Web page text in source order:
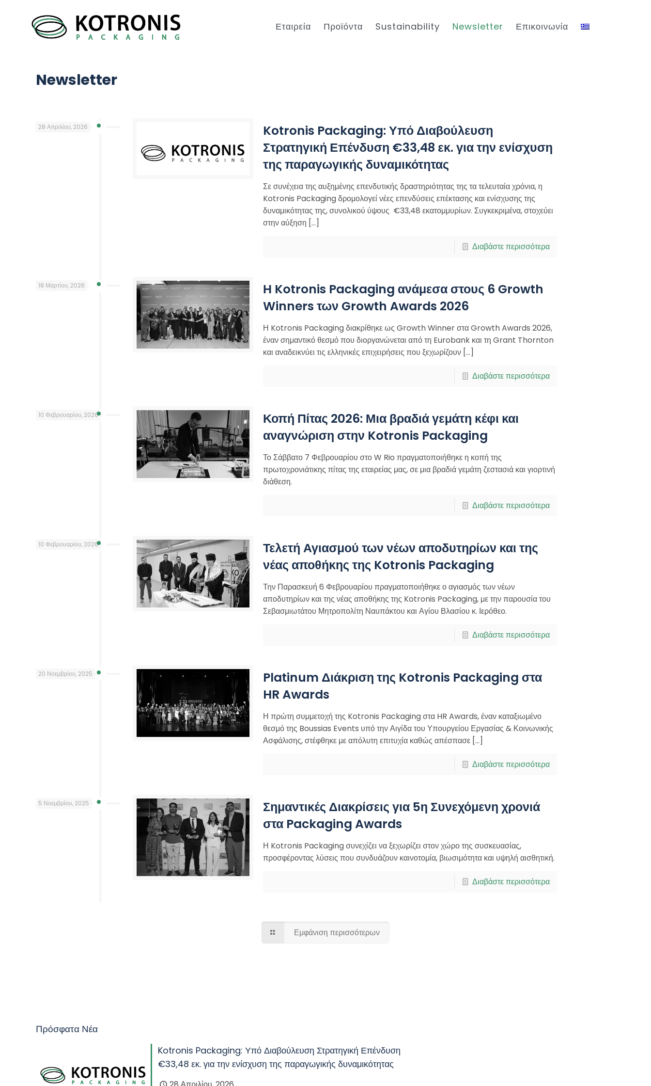
Εταιρεία Προϊόντα Sustainability Newsletter Επικοινωνία
Newsletter
28 Απριλίου, 2026
Kotronis Packaging: Υπό Διαβούλευση
Στρατηγική Επένδυση €33,48 εκ. για την ενίσχυση
της παραγωγικής δυναμικότητας
Σε συνέχεια της αυξημένης επενδυτικής δραστηριότητας της τα τελευταία χρόνια, η
Kotronis Packaging δρομολογεί νέες επενδύσεις επέκτασης και ενίσχυσης της
δυναμικότητας της, συνολικού ύψους €33,48 εκατομμυρίων. Συγκεκριμένα, στοχεύει
στην αύξηση […]
Διαβάστε περισσότερα
18 Μαρτίου, 2026
Η Kotronis Packaging ανάμεσα στους 6 Growth
Winners των Growth Awards 2026
Η Kotronis Packaging διακρίθηκε ως Growth Winner στα Growth Awards 2026,
έναν σημαντικό θεσμό που διοργανώνεται από τη Eurobank και τη Grant Thornton
και αναδεικνύει τις ελληνικές επιχειρήσεις που ξεχωρίζουν […]
Διαβάστε περισσότερα
10 Φεβρουαρίου, 2026
Κοπή Πίτας 2026: Μια βραδιά γεμάτη κέφι και
αναγνώριση στην Kotronis Packaging
Το Σάββατο 7 Φεβρουαρίου στο W Rio πραγματοποιήθηκε η κοπή της
πρωτοχρονιάτικης πίτας της εταιρείας μας, σε μια βραδιά γεμάτη ζεστασιά και γιορτινή
διάθεση.
Διαβάστε περισσότερα
10 Φεβρουαρίου, 2026
Τελετή Αγιασμού των νέων αποδυτηρίων και της
νέας αποθήκης της Kotronis Packaging
Την Παρασκευή 6 Φεβρουαρίου πραγματοποιήθηκε ο αγιασμός των νέων
αποδυτηρίων και της νέας αποθήκης της Kotronis Packaging, με την παρουσία του
Σεβασμιωτάτου Μητροπολίτη Ναυπάκτου και Αγίου Βλασίου κ. Ιερόθεο.
Διαβάστε περισσότερα
20 Νοεμβρίου, 2025
Platinum Διάκριση της Kotronis Packaging στα
HR Awards
Η πρώτη συμμετοχή της Kotronis Packaging στα HR Awards, έναν καταξιωμένο
θεσμό της Boussias Events υπό την Αιγίδα του Υπουργείου Εργασίας & Κοινωνικής
Ασφάλισης, στέφθηκε με απόλυτη επιτυχία καθώς απέσπασε […]
Διαβάστε περισσότερα
5 Νοεμβρίου, 2025
Σημαντικές Διακρίσεις για 5η Συνεχόμενη χρονιά
στα Packaging Awards
Η Kotronis Packaging συνεχίζει να ξεχωρίζει στον χώρο της συσκευασίας,
προσφέροντας λύσεις που συνδυάζουν καινοτομία, βιωσιμότητα και υψηλή αισθητική.
Διαβάστε περισσότερα
Εμφάνιση περισσότερων
Πρόσφατα Νέα
Kotronis Packaging: Υπό Διαβούλευση Στρατηγική Επένδυση
€33,48 εκ. για την ενίσχυση της παραγωγικής δυναμικότητας